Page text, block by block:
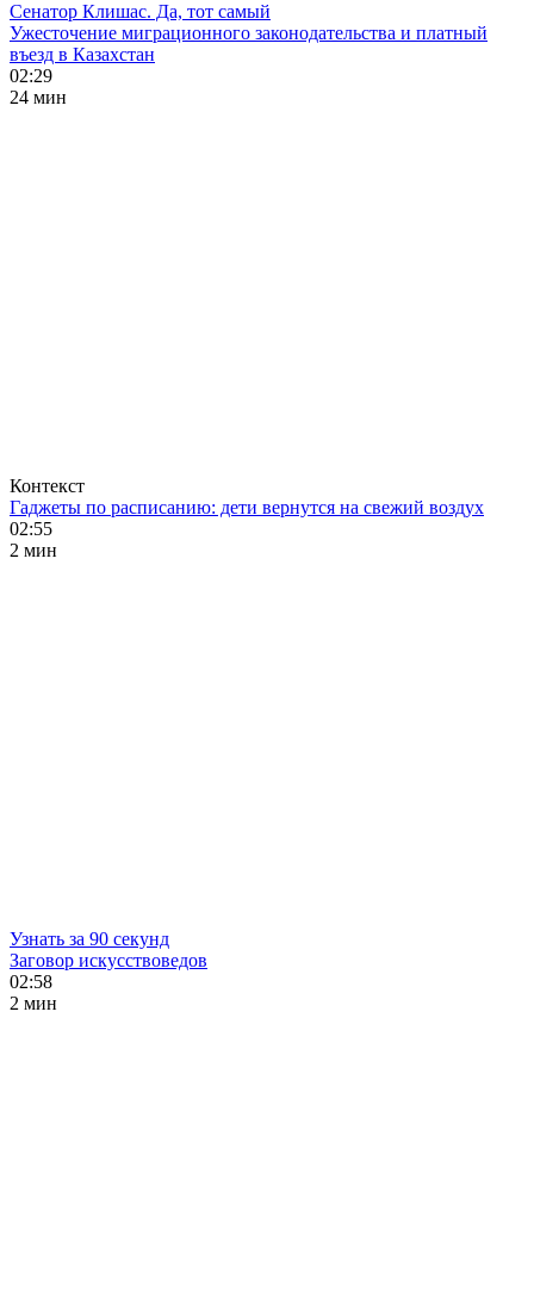
Сенатор Клишас. Да, тот самый
Ужесточение миграционного законодательства и платный
въезд в Казахстан
02:29
24 мин
Контекст
Гаджеты по расписанию: дети вернутся на свежий воздух
02:55
2 мин
Узнать за 90 секунд
Заговор искусствоведов
02:58
2 мин